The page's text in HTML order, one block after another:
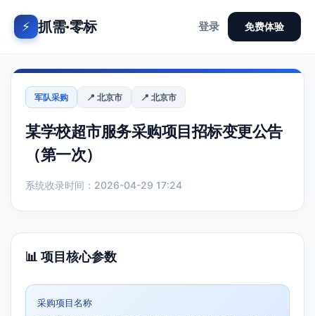
⚡ 抓需·零标 登录 免费体验
军队采购 📍 北京市 📍 北京市
某学校超市服务采购项目招标变更公告
（第一次）
系统收录时间：2026-04-29 17:24
📊 项目核心参数
采购项目名称